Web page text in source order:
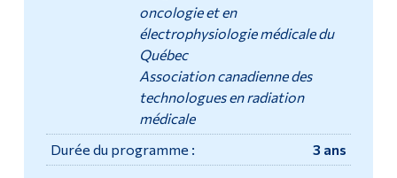
oncologie et en
électrophysiologie médicale du
Québec
Association canadienne des
technologues en radiation
médicale
Durée du programme :
3 ans